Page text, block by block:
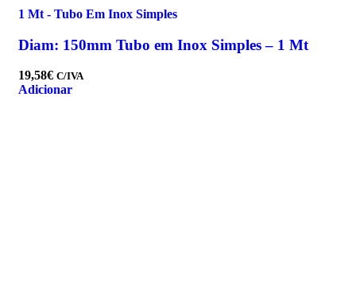
1 Mt - Tubo Em Inox Simples
Diam: 150mm Tubo em Inox Simples – 1 Mt
19,58€ C/IVA
Adicionar